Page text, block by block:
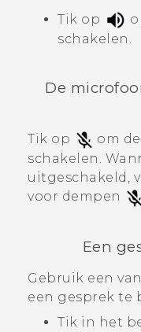
Tik op
schakelen.
De
Tik op
om
schakelen.
uitgeschakeld,
voor dempen
Een
Gebruik een
een gesprek te
Tik in het